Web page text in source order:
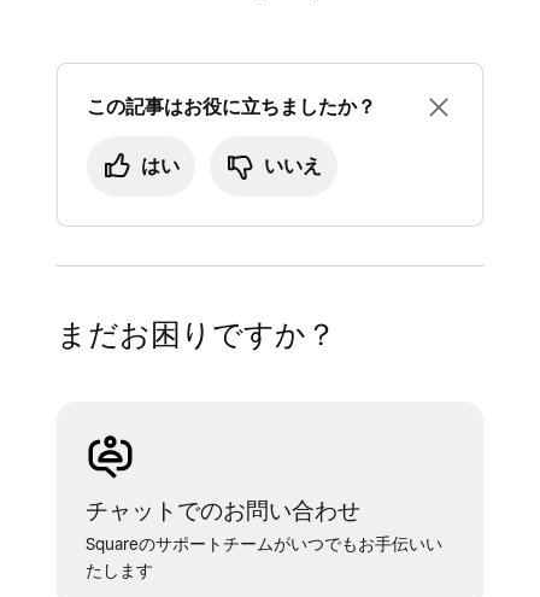
この記事はお役に立ちましたか？
はい いいえ
まだお困りですか？
チャットでのお問い合わせ
Squareのサポートチームがいつでもお手伝いい
たします